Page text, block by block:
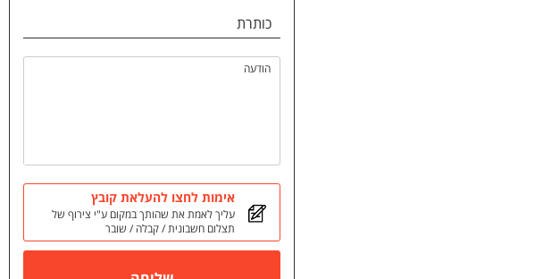
כותרת
הודעה
אימות לחצו להעלאת קובץ
עליך לאמת את שהותך במקום ע"י צירוף של
תצלום חשבונית / קבלה / שובר